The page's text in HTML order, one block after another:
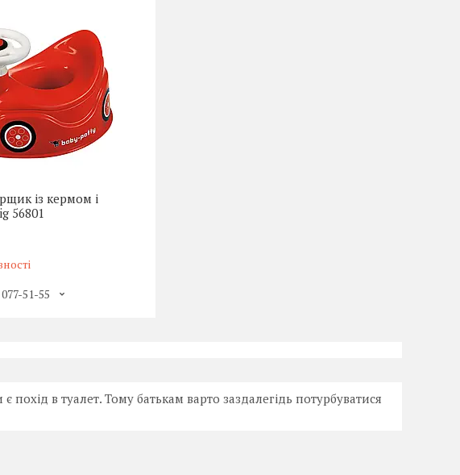
із кермом і
56801
51-55
в туалет. Тому батькам варто заздалегідь потурбуватися